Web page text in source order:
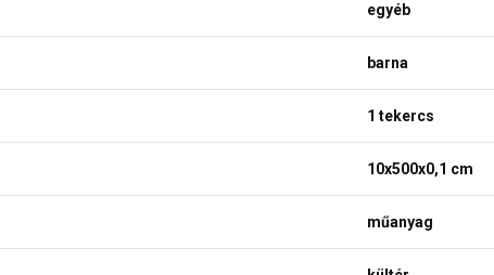
egyéb
barna
1 tekercs
10x500x0,1 cm
műanyag